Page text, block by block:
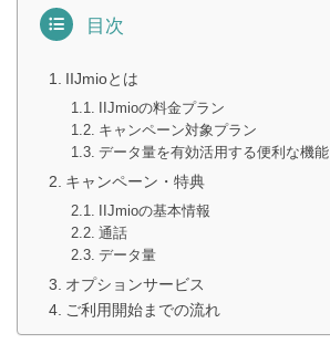
目次
IIJmioとは
IIJmioの料金プラン
キャンペーン対象プラン
データ量を有効活用する便利な機能
キャンペーン・特典
IIJmioの基本情報
通話
データ量
オプションサービス
ご利用開始までの流れ